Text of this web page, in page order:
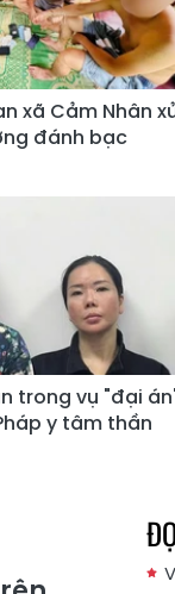
xã Cảm Nhân
đánh bạc
trong vụ "đại
y tâm thần